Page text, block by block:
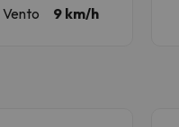
Vento 9 km/h